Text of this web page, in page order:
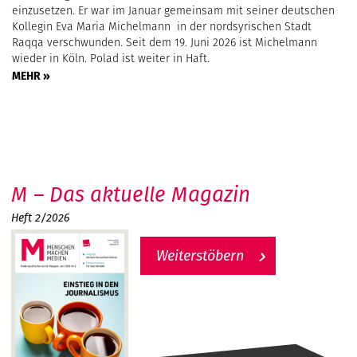
einzusetzen. Er war im Januar gemeinsam mit seiner deutschen
Kollegin Eva Maria Michelmann in der nordsyrischen Stadt
Raqqa verschwunden. Seit dem 19. Juni 2026 ist Michelmann
wieder in Köln. Polad ist weiter in Haft.
MEHR »
M – Das aktuelle Magazin
Heft 2/2026
Weiterstöbern